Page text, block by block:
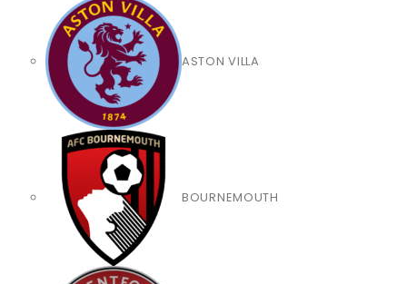
ASTON VILLA
BOURNEMOUTH